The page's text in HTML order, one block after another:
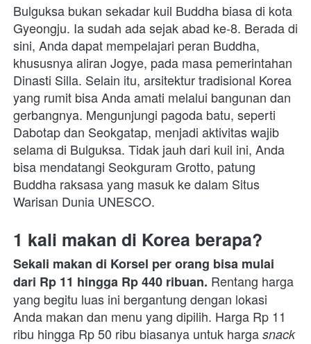
Bulguksa bukan sekadar kuil Buddha biasa di kota
Gyeongju. Ia sudah ada sejak abad ke-8. Berada di
sini, Anda dapat mempelajari peran Buddha,
khususnya aliran Jogye, pada masa pemerintahan
Dinasti Silla. Selain itu, arsitektur tradisional Korea
yang rumit bisa Anda amati melalui bangunan dan
gerbangnya. Mengunjungi pagoda batu, seperti
Dabotap dan Seokgatap, menjadi aktivitas wajib
selama di Bulguksa. Tidak jauh dari kuil ini, Anda
bisa mendatangi Seokguram Grotto, patung
Buddha raksasa yang masuk ke dalam Situs
Warisan Dunia UNESCO.
1 kali makan di Korea berapa?
Sekali makan di Korsel per orang bisa mulai
dari Rp 11 hingga Rp 440 ribuan. Rentang harga
yang begitu luas ini bergantung dengan lokasi
Anda makan dan menu yang dipilih. Harga Rp 11
ribu hingga Rp 50 ribu biasanya untuk harga
snack